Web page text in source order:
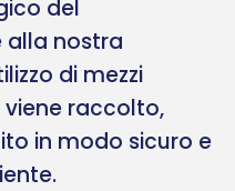
del
alla nostra
di mezzi
raccolto,
in modo sicuro e